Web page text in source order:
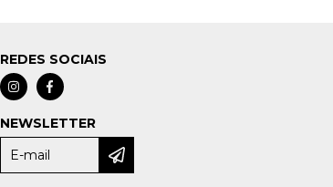
REDES SOCIAIS
NEWSLETTER